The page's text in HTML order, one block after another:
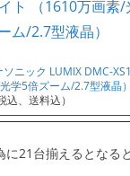
ソニック LUMIX DMC-
学5倍ズーム/2.7型液晶）
、送料込）
に21台揃えるとな